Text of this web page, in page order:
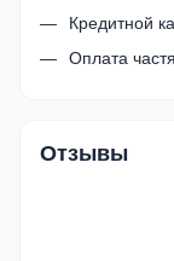
Кредитной
Оплата
Отзывы